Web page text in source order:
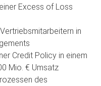
Excess of Loss
in
Credit Policy in einem
Mio. € Umsatz
des